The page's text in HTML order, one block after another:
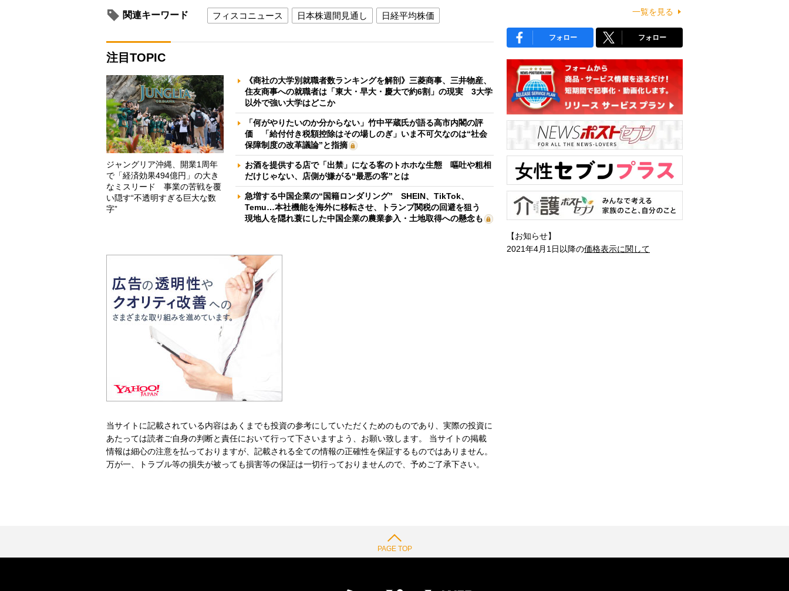
関連キーワード フィスコニュース 日本株週間見通し 日経平均株価
注目TOPIC
ジャングリア沖縄、開業1周年
で「経済効果494億円」の大き
なミスリード 事業の苦戦を覆
い隠す“不透明すぎる巨大な数
字”
《商社の大学別就職者数ランキングを解剖》三菱商事、三井物産、
住友商事への就職者は「東大・早大・慶大で約6割」の現実 3大学
以外で強い大学はどこか
「何がやりたいのか分からない」竹中平蔵氏が語る高市内閣の評
価 「給付付き税額控除はその場しのぎ」いま不可欠なのは“社会
保障制度の改革議論”と指摘
お酒を提供する店で「出禁」になる客のトホホな生態 嘔吐や粗相
だけじゃない、店側が嫌がる“最悪の客”とは
急増する中国企業の“国籍ロンダリング” SHEIN、TikTok、
Temu…本社機能を海外に移転させ、トランプ関税の回避を狙う
現地人を隠れ蓑にした中国企業の農業参入・土地取得への懸念も
当サイトに記載されている内容はあくまでも投資の参考にしていただくためのものであり、実際の投資に
あたっては読者ご自身の判断と責任において行って下さいますよう、お願い致します。 当サイトの掲載
情報は細心の注意を払っておりますが、記載される全ての情報の正確性を保証するものではありません。
万が一、トラブル等の損失が被っても損害等の保証は一切行っておりませんので、予めご了承下さい。
一覧を見る
フォロー フォロー
【お知らせ】
2021年4月1日以降の価格表示に関して
PAGE TOP